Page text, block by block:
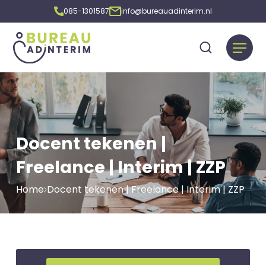
085-1301587 info@bureauadinterim.nl
Docent tekenen |
Freelance | Interim | ZZP
Home Docent tekenen | Freelance | Interim | ZZP